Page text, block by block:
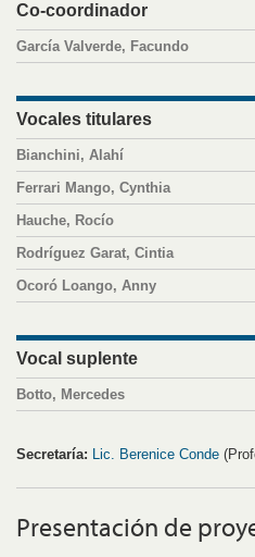
Co-coordinador
García Valverde, Facundo
Vocales titulares
Bianchini, Alahí
Ferrari Mango, Cynthia
Hauche, Rocío
Rodríguez Garat, Cintia
Ocoró Loango, Anny
Vocal suplente
Botto, Mercedes
Secretaría: Lic. Berenice Conde
Presentación de